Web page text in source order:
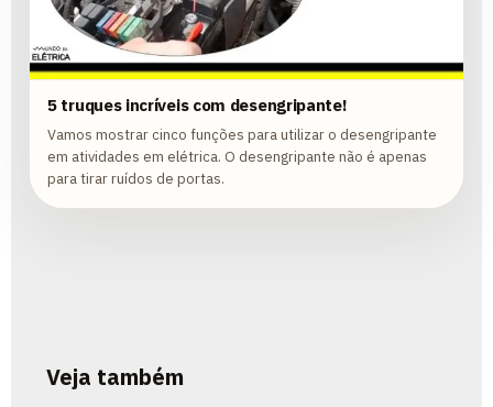
5 truques incríveis com desengripante!
Vamos mostrar cinco funções para utilizar o desengripante
em atividades em elétrica. O desengripante não é apenas
para tirar ruídos de portas.
Veja também